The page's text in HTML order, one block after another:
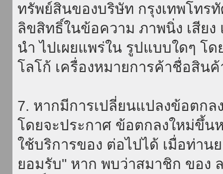
ทรัพย์สินของบริษัท กรุงเทพโทร
ลิขสิทธิ์ในข้อความ ภาพนิ่ง เสีย
นำ ไปเผยแพร่ใน รูปแบบใดๆ โ
โลโก้ เครื่องหมายการค้าชื่อสิน
7. หากมีการเปลี่ยนแปลงข้อตกล
โดยจะประกาศ ข้อตกลงใหม่ขึ้น
ใช้บริการของ ต่อไปได้ เมื่อท่า
ยอมรับ" หาก พบว่าสมาชิก ของ